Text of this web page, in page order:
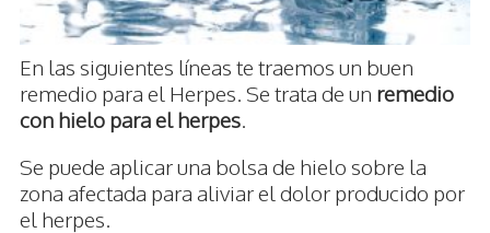
En las siguientes líneas te traemos un buen
remedio para el Herpes. Se trata de un remedio
con hielo para el herpes.
Se puede aplicar una bolsa de hielo sobre la
zona afectada para aliviar el dolor producido por
el herpes.